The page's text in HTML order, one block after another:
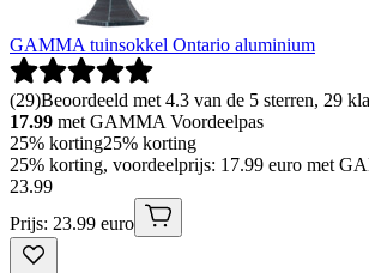
GAMMA tuinsokkel Ontario aluminium
(29)Beoordeeld met 4.3 van de 5 sterren, 29
17.99 met GAMMA Voordeelpas
25% korting25% korting
25% korting, voordeelprijs: 17.99 euro met
23.99
Prijs: 23.99 euro